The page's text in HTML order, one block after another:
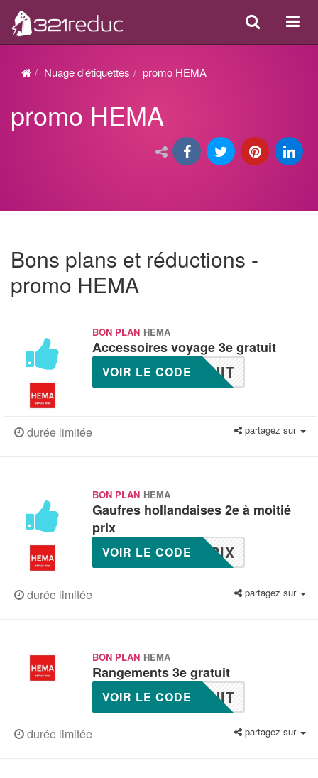
ou
Search
Nuage d'étiquettes promo HEMA
promo HEMA
Bons plans et réductions -
promo HEMA
BON PLAN HEMA
Accessoires voyage 3e gratuit
UIT
VOIR LE CODE
durée limitée partagez sur
BON PLAN HEMA
Gaufres hollandaises 2e à moitié
prix
RIX
VOIR LE CODE
durée limitée partagez sur
BON PLAN HEMA
Rangements 3e gratuit
UIT
VOIR LE CODE
durée limitée partagez sur